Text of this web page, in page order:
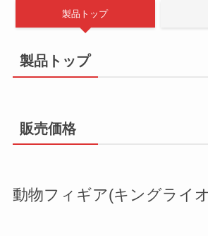
製品トップ
製品トップ
販売価格
動物フィギア(キングライ